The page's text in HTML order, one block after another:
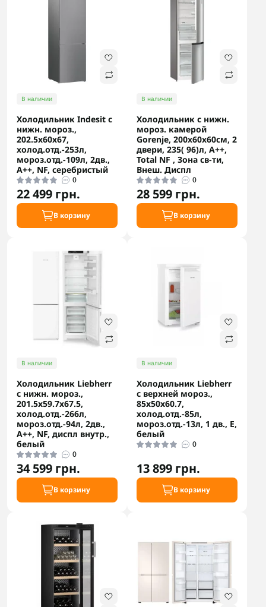
В наличии
Холодильник Indesit с
нижн. мороз.,
202.5x60х67,
холод.отд.-253л,
мороз.отд.-109л, 2дв.,
А++, NF, серебристый
0
22 499 грн.
В корзину
В наличии
Холодильник с нижн.
мороз. камерой
Gorenje, 200х60х60см, 2
двери, 235( 96)л, А++,
Total NF , Зона св-ти,
Внеш. Диспл
0
28 599 грн.
В корзину
В наличии
Холодильник Liebherr
с нижн. мороз.,
201.5x59.7х67.5,
холод.отд.-266л,
мороз.отд.-94л, 2дв.,
А++, NF, диспл внутр.,
белый
0
34 599 грн.
В корзину
В наличии
Холодильник Liebherr
с верхней мороз.,
85x50x60.7,
холод.отд.-85л,
мороз.отд.-13л, 1 дв., E,
белый
0
13 899 грн.
В корзину